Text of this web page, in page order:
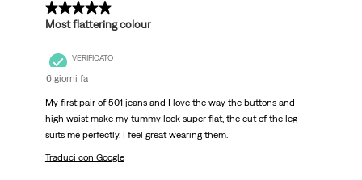
5 su 5 stelle.
Most flattering colour
VERIFICATO
6 giorni fa
My first pair of 501 jeans and I love the way the buttons and
high waist make my tummy look super flat, the cut of the leg
suits me perfectly. I feel great wearing them.
Traduci con Google